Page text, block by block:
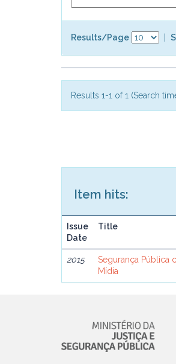
Results/Page
Results 1-1 of 1 (Search
Item hits:
Issue
Date
Title
2015
Segurança Pública
Mídia